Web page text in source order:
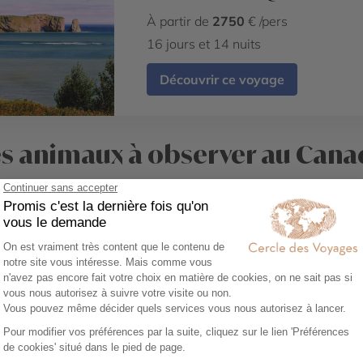
À partir de 2750 € /pers
16 jours et 14 nuits
Découvrir ce voyage
animaux à observer au